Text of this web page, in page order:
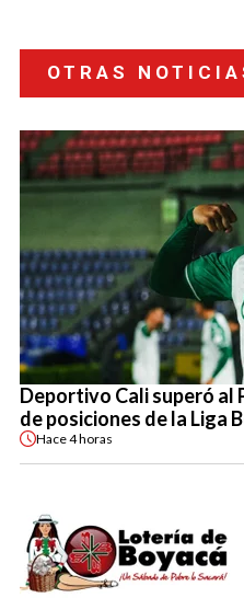
OTRAS
Deportivo Cali superó al
de posiciones de la Liga
Hace4 horas